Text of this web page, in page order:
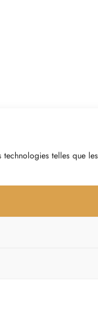
telles que